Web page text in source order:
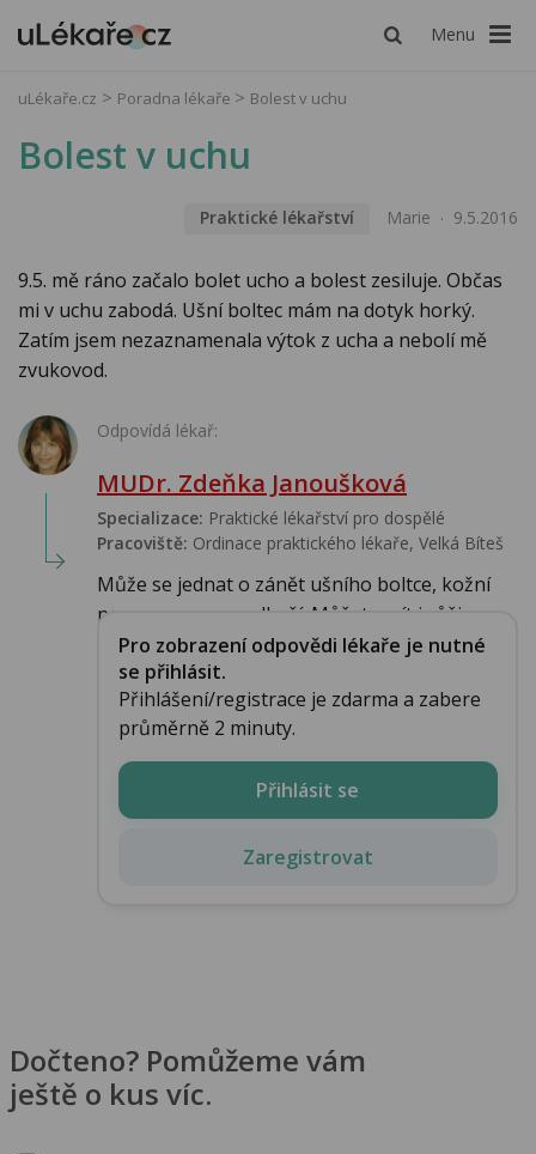
Menu
uLékaře.cz Poradna lékaře Bolest v uchu
Bolest v uchu
Praktické lékařství Marie 9.5.2016
9.5. mě ráno začalo bolet ucho a bolest zesiluje. Občas
mi v uchu zabodá. Ušní boltec mám na dotyk horký.
Zatím jsem nezaznamenala výtok z ucha a nebolí mě
zvukovod.
Odpovídá lékař:
MUDr. Zdeňka Janoušková
Specializace: Praktické lékařství pro dospělé
Pracoviště: Ordinace praktického lékaře, Velká Bíteš
Může se jednat o zánět ušního boltce, kožní
nemoc, nemoc podkoží. Můžete mít i růži n...
Pro zobrazení odpovědi lékaře je nutné
se přihlásit.
Přihlášení/registrace je zdarma a zabere
průměrně 2 minuty.
Přihlásit se
Zaregistrovat
Dočteno? Pomůžeme vám
ještě o kus víc.